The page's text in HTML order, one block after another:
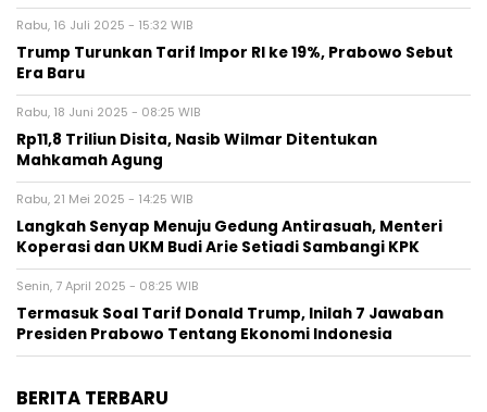
Rabu, 16 Juli 2025 - 15:32 WIB
Trump Turunkan Tarif Impor RI ke 19%, Prabowo Sebut
Era Baru
Rabu, 18 Juni 2025 - 08:25 WIB
Rp11,8 Triliun Disita, Nasib Wilmar Ditentukan
Mahkamah Agung
Rabu, 21 Mei 2025 - 14:25 WIB
Langkah Senyap Menuju Gedung Antirasuah, Menteri
Koperasi dan UKM Budi Arie Setiadi Sambangi KPK
Senin, 7 April 2025 - 08:25 WIB
Termasuk Soal Tarif Donald Trump, Inilah 7 Jawaban
Presiden Prabowo Tentang Ekonomi Indonesia
BERITA TERBARU